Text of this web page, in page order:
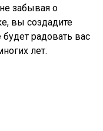
забывая о
вы создадите
будет радовать вас
лет.